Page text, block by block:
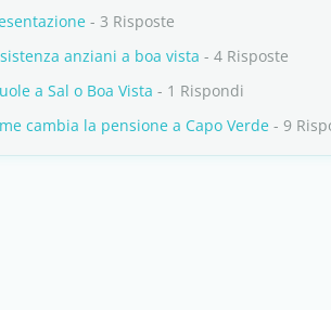
- 3 Risposte
anziani a boa vista - 4 Risposte
a Sal o Boa Vista - 1 Rispondi
cambia la pensione a Capo Verde - 9